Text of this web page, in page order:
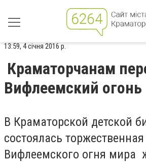
13:59, 4 січня 2016 р.
Краматорчанам
Вифлеемский
В Краматорской детской
состоялась
Вифлеемского огня мира